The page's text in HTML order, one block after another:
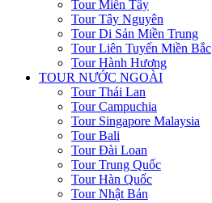
Tour Miền Tây
Tour Tây Nguyên
Tour Di Sản Miền Trung
Tour Liên Tuyến Miền Bắc
Tour Hành Hương
TOUR NƯỚC NGOÀI
Tour Thái Lan
Tour Campuchia
Tour Singapore Malaysia
Tour Bali
Tour Đài Loan
Tour Trung Quốc
Tour Hàn Quốc
Tour Nhật Bản